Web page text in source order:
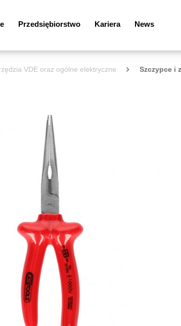
Przedsiębiorstwo Kariera News
VDE oraz ogólne elektryczne Szczypce i